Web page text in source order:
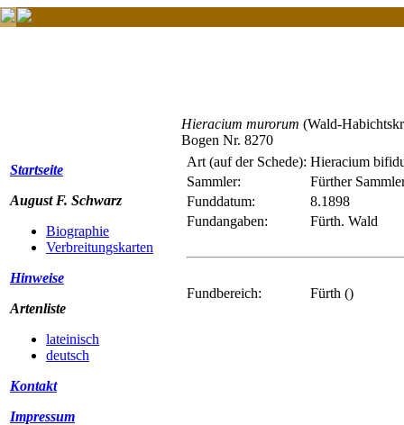
Startseite
August F. Schwarz
Biographie
Verbreitungskarten
Hinweise
Artenliste
lateinisch
deutsch
Kontakt
Impressum
Hieracium murorum (Wald-
Bogen Nr. 8270
Art (auf der Schede): Hieracium
Sammler:
Fürther
Funddatum:
8.1898
Fundangaben:
Fürth. Wald
Fundbereich: Fürth ()